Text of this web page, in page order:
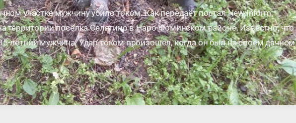
участке мужчину убило током. Как передаёт портал New Inform,
территории посёлка Селятино в Наро-Фоминском районе. Известно, что
летний мужчина. Удар током произошёл, когда он был на своём дачном
…